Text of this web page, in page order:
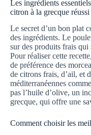
Les ingrédients
citron à la grecque réussi
Le secret d’un bon plat
des ingrédients. Le
sur des produits frais qui
Pour réaliser cette
de préférence des
de citrons frais, d’ail, et
méditerranéennes
pas l’huile d’olive, un
grecque, qui offre une
Comment choisir les